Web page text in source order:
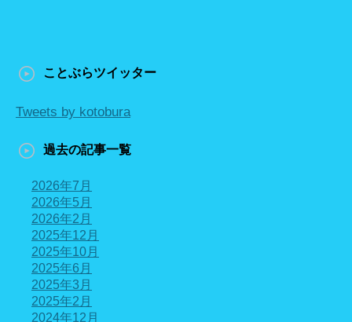
ことぶらツイッター
Tweets by kotobura
過去の記事一覧
2026年7月
2026年5月
2026年2月
2025年12月
2025年10月
2025年6月
2025年3月
2025年2月
2024年12月